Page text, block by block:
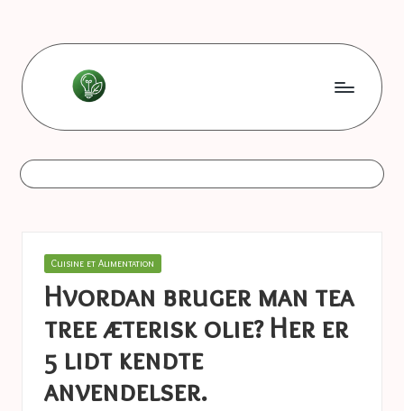
content
L
e
s
o
n
n
e
s
astuces
Posted
Cuisine et Alimentation
Hvordan bruger man tea
tree æterisk olie? Her er
5 lidt kendte
anvendelser.